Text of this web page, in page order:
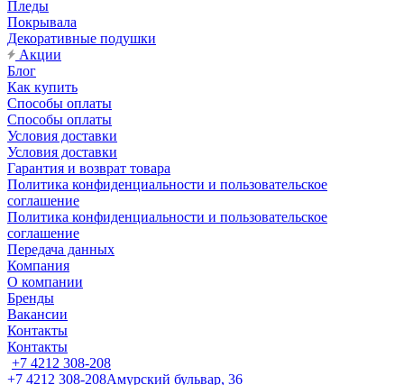
Пледы
Покрывала
Декоративные подушки
Акции
Блог
Как купить
Способы оплаты
Способы оплаты
Условия доставки
Условия доставки
Гарантия и возврат товара
Политика конфиденциальности и пользовательское
соглашение
Политика конфиденциальности и пользовательское
соглашение
Передача данных
Компания
О компании
Бренды
Вакансии
Контакты
Контакты
+7 4212 308-208
+7 4212 308-208Амурский бульвар, 36